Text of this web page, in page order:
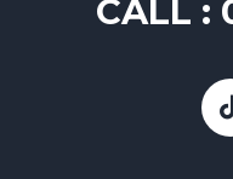
CALL :